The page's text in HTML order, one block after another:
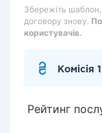
Збережіть
договору знову.
користувачів.
Комісія
Рейтинг